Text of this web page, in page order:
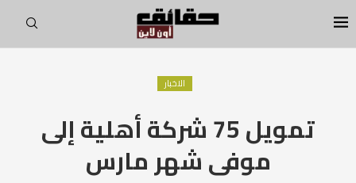
الاخبار
تمويل 75 شركة أهلية إلى
موفى شهر مارس